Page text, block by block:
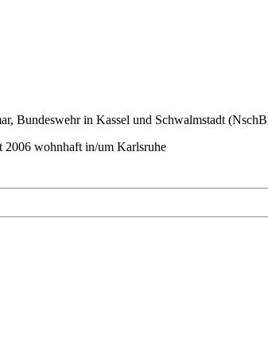
Bundeswehr in Kassel und Schwalmstadt
2006 wohnhaft in/um Karlsruhe